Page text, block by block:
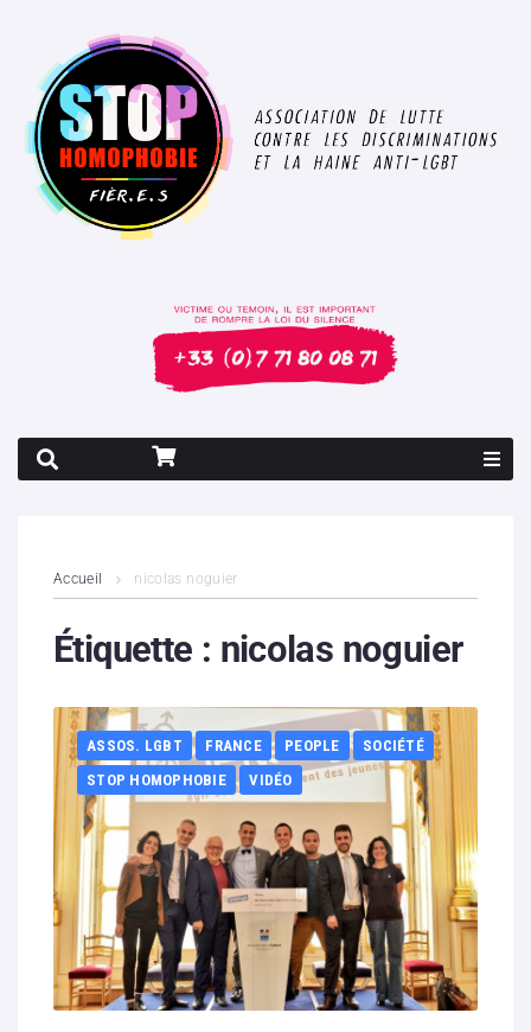
Contenus litigieux
Boutique
Partenaires
Hébergement solidaire
Accueil nicolas noguier
Étiquette : nicolas noguier
ASSOS. LGBT FRANCE PEOPLE
SOCIÉTÉ
STOP HOMOPHOBIE
VIDÉO